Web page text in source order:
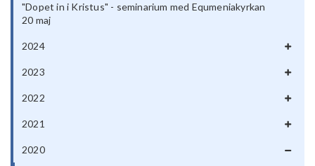
"Dopet in i Kristus" - seminarium med Equmeniakyrkan
20 maj
2024
2023
2022
2021
2020